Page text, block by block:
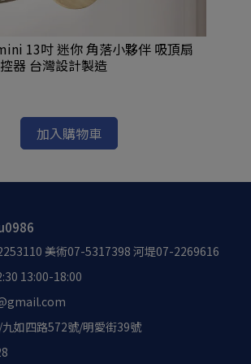
13吋 迷你 角落小夥伴 吸頂扇
器 台灣設計製造
加入購物車
美術07-5317398 河堤07-2269616
13:00-18:00
如四路572號/明愛街39號